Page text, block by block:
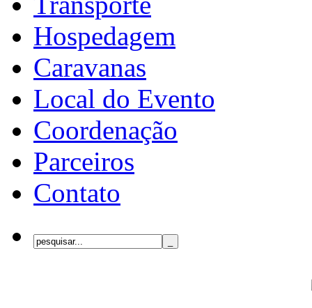
Hospedagem
Caravanas
Local do Evento
Coordenação
Parceiros
Contato